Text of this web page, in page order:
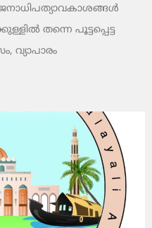
തന്നെ പൂട്ടപ്പെട്ട
വ്യാപാരം